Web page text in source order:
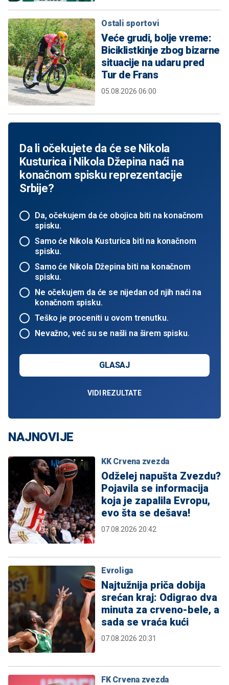
Ostali sportovi
Veće grudi, bolje vreme:
Biciklistkinje zbog bizarne
situacije na udaru pred
Tur de Frans
05.08.2026 06:00
Da li očekujete da će se Nikola
Kusturica i Nikola Džepina naći na
konačnom spisku reprezentacije
Srbije?
Da, očekujem da će obojica biti na konačnom
spisku.
Samo će Nikola Kusturica biti na konačnom
spisku.
Samo će Nikola Džepina biti na konačnom
spisku.
Ne očekujem da će se nijedan od njih naći na
konačnom spisku.
Teško je proceniti u ovom trenutku.
Nevažno, već su se našli na širem spisku.
GLASAJ
VIDI REZULTATE
NAJNOVIJE
KK Crvena zvezda
Odželej napušta Zvezdu?
Pojavila se informacija
koja je zapalila Evropu,
evo šta se dešava!
07.08.2026 20:42
Evroliga
Najtužnija priča dobija
srećan kraj: Odigrao dva
minuta za crveno-bele, a
sada se vraća kući
07.08.2026 20:31
FK Crvena zvezda